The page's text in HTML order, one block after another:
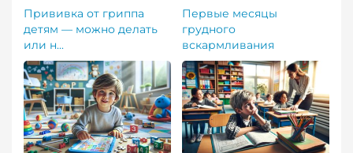
Прививка от гриппа
детям — можно делать
или н...
Первые месяцы
грудного
вскармливания